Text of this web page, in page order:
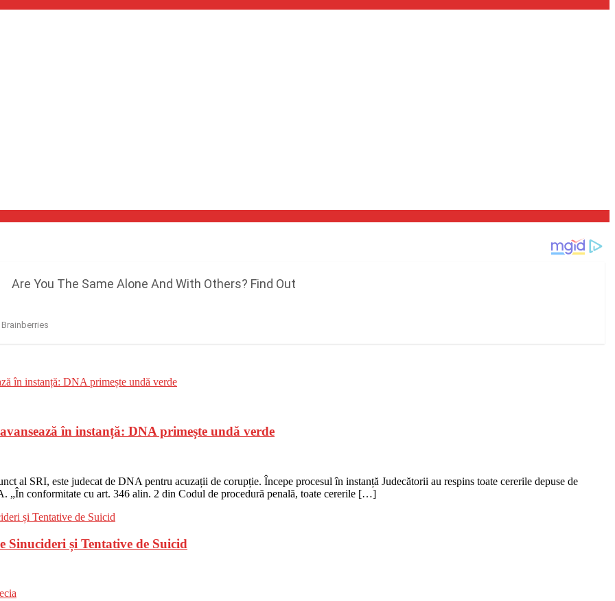
în instanță: DNA primește undă verde
al SRI, este judecat de DNA pentru acuzații de corupție. Începe procesul în instanță Judecătorii au respins toate cererile depuse de
conformitate cu art. 346 alin. 2 din Codul de procedură penală, toate cererile […]
Sinucideri și Tentative de Suicid